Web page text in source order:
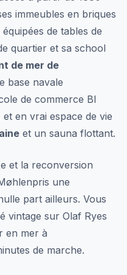
immeubles en briques
de tables de
quartier et sa school
de mer de
base navale
de commerce BI
en vrai espace de vie
et un sauna flottant.
et la reconversion
une
part ailleurs. Vous
vintage sur Olaf Ryes
en mer à
de marche.